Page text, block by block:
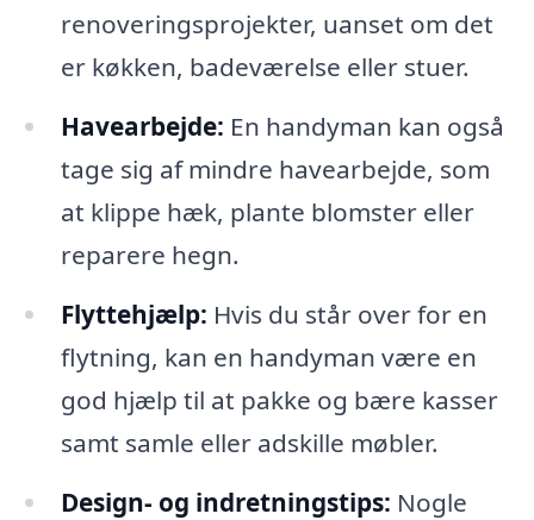
renoveringsprojekter, uanset om det
er køkken, badeværelse eller stuer.
Havearbejde: En handyman kan også
tage sig af mindre havearbejde, som
at klippe hæk, plante blomster eller
reparere hegn.
Flyttehjælp: Hvis du står over for en
flytning, kan en handyman være en
god hjælp til at pakke og bære kasser
samt samle eller adskille møbler.
Design- og indretningstips: Nogle